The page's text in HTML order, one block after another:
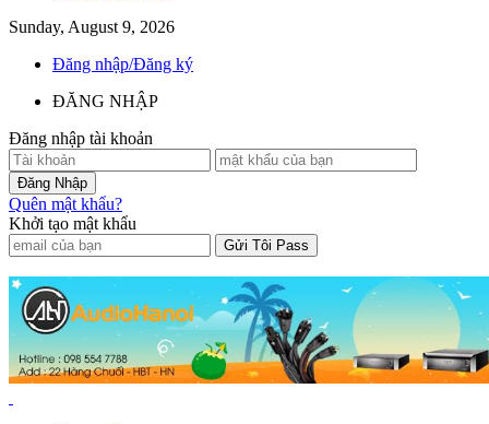
Sunday, August 9, 2026
Đăng nhập/Đăng ký
ĐĂNG NHẬP
Đăng nhập tài khoản
Quên mật khẩu?
Khởi tạo mật khẩu